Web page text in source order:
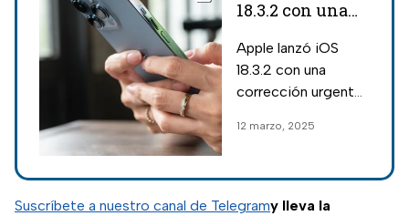
18.3.2 con una
advertencia
para todos los
Apple lanzó iOS
18.3.2 con una
corrección urgente
recomienda
operativo de
inmediato para
12 marzo, 2025
Suscríbete a nuestro canal de Telegramy lleva la